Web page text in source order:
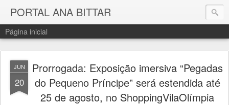
PORTAL ANA BITTAR
Página inicial
JUN
20
Prorrogada: Exposição imersiva “Pegadas
do Pequeno Príncipe” será estendida até
25 de agosto, no ShoppingVilaOlímpia